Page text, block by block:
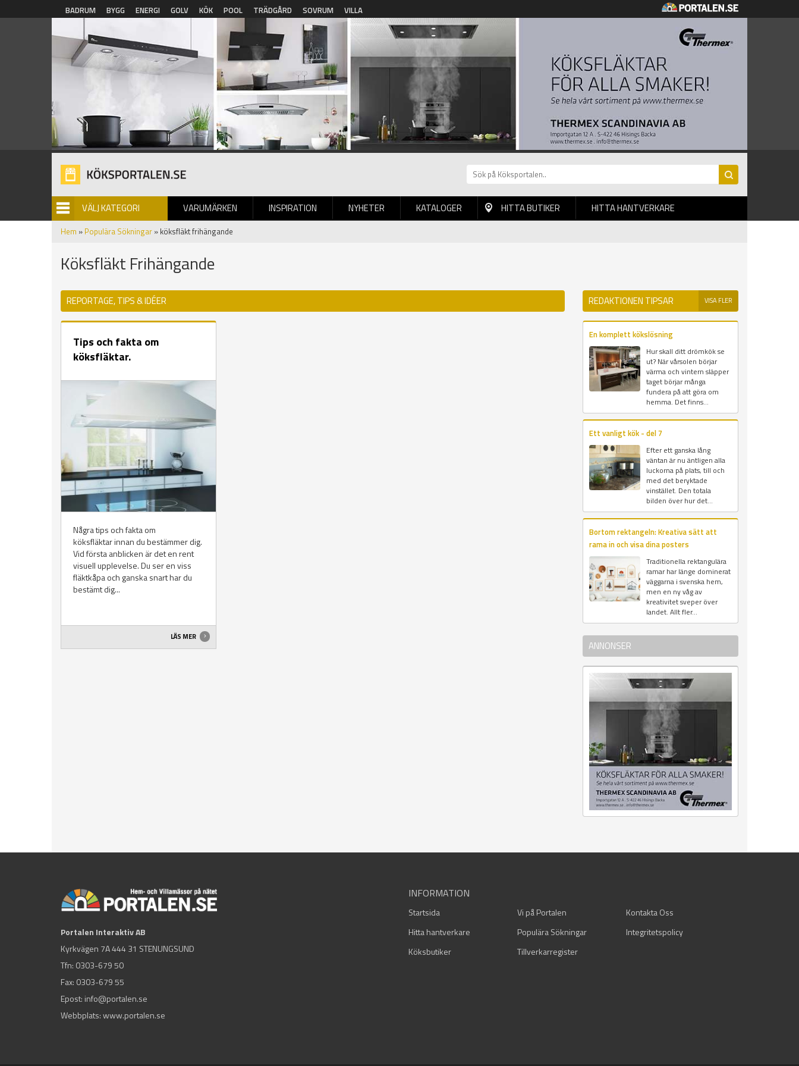
Hoppa till huvudinnehåll
BADRUM BYGG ENERGI GOLV KÖK POOL TRÄDGÅRD SOVRUM VILLA
VÄLJ KATEGORI VARUMÄRKEN INSPIRATION NYHETER
BILDGALLERI KATALOGER HITTA BUTIKER HITTA HANTVERKARE
Hem » Populära Sökningar » köksfläkt frihängande
Köksfläkt Frihängande
REPORTAGE, TIPS & IDÉER
Tips och fakta om
köksfläktar.
Några tips och fakta om
köksfläktar innan du bestämmer dig.
Vid första anblicken är det en rent
visuell upplevelse. Du ser en viss
fläktkåpa och ganska snart har du
bestämt dig...
LÄS MER
REDAKTIONEN TIPSAR VISA FLER
En komplett kökslösning
Hur skall ditt drömkök se
ut? När vårsolen börjar
värma och vintern släpper
taget börjar många
fundera på att göra om
hemma. Det finns...
Ett vanligt kök - del 7
Efter ett ganska lång
väntan är nu äntligen alla
luckorna på plats, till och
med det beryktade
vinstället. Den totala
bilden över hur det...
Bortom rektangeln: Kreativa sätt att
rama in och visa dina posters
Traditionella rektangulära
ramar har länge dominerat
väggarna i svenska hem,
men en ny våg av
kreativitet sveper över
landet. Allt fler...
ANNONSER
Portalen Interaktiv AB
Kyrkvägen 7A 444 31 STENUNGSUND
Tfn: 0303-679 50
Fax: 0303-679 55
Epost: info@portalen.se
Webbplats: www.portalen.se
INFORMATION
Startsida Vi på Portalen
Kontakta Oss
Hitta hantverkare
Populära Sökningar
Integritetspolicy
Köksbutiker
Tillverkarregister